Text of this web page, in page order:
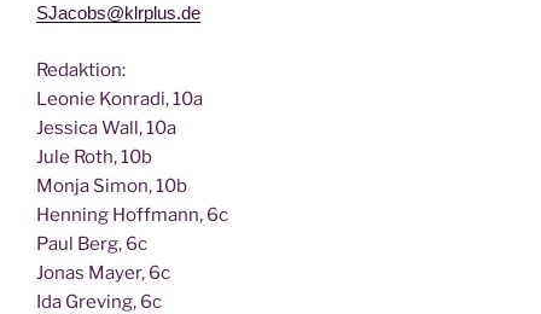
SJacobs@klrplus.de
Redak­ti­on:
Leo­nie Kon­ra­di, 10a
Jes­si­ca Wall, 10a
Jule Roth, 10b
Mon­ja Simon, 10b
Hen­ning Hoff­mann, 6c
Paul Berg, 6c
Jonas May­er, 6c
Ida Gre­ving, 6c